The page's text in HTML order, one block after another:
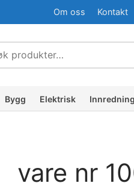
Om oss Kontakt
Bygg Elektrisk Innredning
vare nr